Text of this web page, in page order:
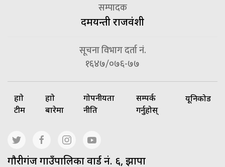
सम्पादक
दमयन्ती राजवंशी
सूचना विभाग दर्ता नं.
१६४७/०७६-७७
हाम्रो
टीम
हाम्रो
बारेमा
गोपनीयता
नीति
सम्पर्क
गर्नुहोस्
यूनिकोड
गाैरीगंज गाउँपालिका वार्ड नं. ६, झापा